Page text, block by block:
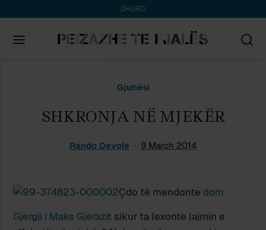
DHURO
Gjuhësi
SHKRONJA NË MJEKËR
Rando Devole 9 March 2014
Çdo të mendonte dom
Gjergji i Maks Gjerazit sikur ta lexonte lajmin e